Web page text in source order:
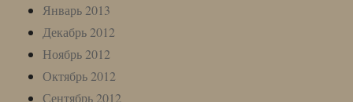
Январь 2013
Декабрь 2012
Ноябрь 2012
Октябрь 2012
Сентябрь 2012